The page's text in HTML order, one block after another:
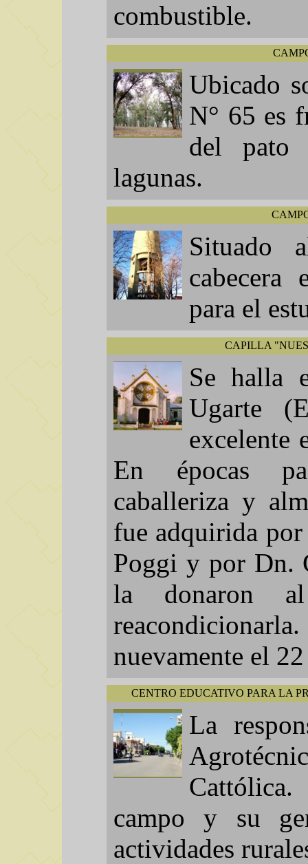
combustible.
Ubicado
N° 65 es
del pato
lagunas.
Situado
cabecera
para el
CAPILLA
Se halla
Ugarte
excelente
En épocas
caballeriza y
fue adquirida por
Poggi y por Dn.
la donaron
nuevamente el
CENTRO EDUCATIVO PARA LA
La
campo y su
actividades